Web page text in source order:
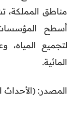
مناطق المملكة،
أسطح المؤسسات
لتجميع المياه،
المائية.
المصدر: (الأحداث